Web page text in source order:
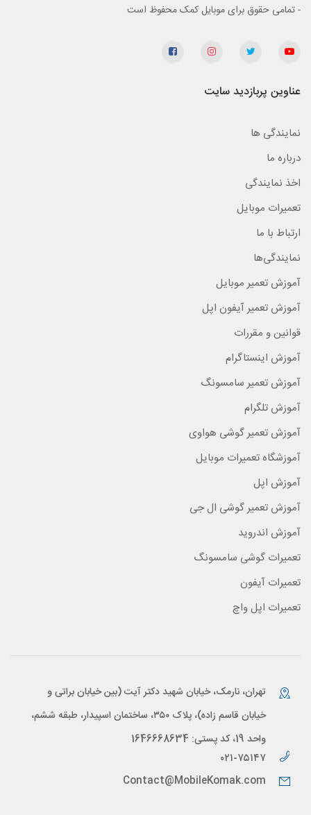
- تمامی حقوق برای موبایل کمک محفوظ است
عناوین پربازدید سایت
نمایندگی ها
درباره ما
اخذ نمایندگی
تعمیرات موبایل
ارتباط با ما
نمایندگی‌ها
آموزش تعمیر موبایل
آموزش تعمیر آیفون اپل
قوانین و مقررات
آموزش اینستاگرام
آموزش تعمیر سامسونگ
آموزش تلگرام
آموزش تعمیر گوشی هواوی
آموزشگاه تعمیرات موبایل
آموزش اپل
آموزش تعمیر گوشی ال جی
آموزش اندروید
تعمیرات گوشی سامسونگ
تعمیرات آیفون
تعمیرات اپل واچ
تهران، نارمک، خیابان شهید دکتر آیت (بین خیابان براتی و
خیابان قاسم زاده)، پلاک ۳۵۰، ساختمان اسپیدار، طبقه ششم،
واحد 19، کد پستی: 1646668634
۰۲۱-۷۵۱۴۷
Contact@MobileKomak.com